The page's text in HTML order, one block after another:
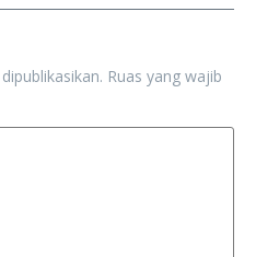
Ruas yang wajib